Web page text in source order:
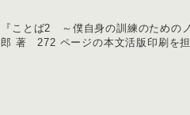
『ことば2 ～僕自身の訓練のための
郎 著 272 ページの本文活版印刷を担